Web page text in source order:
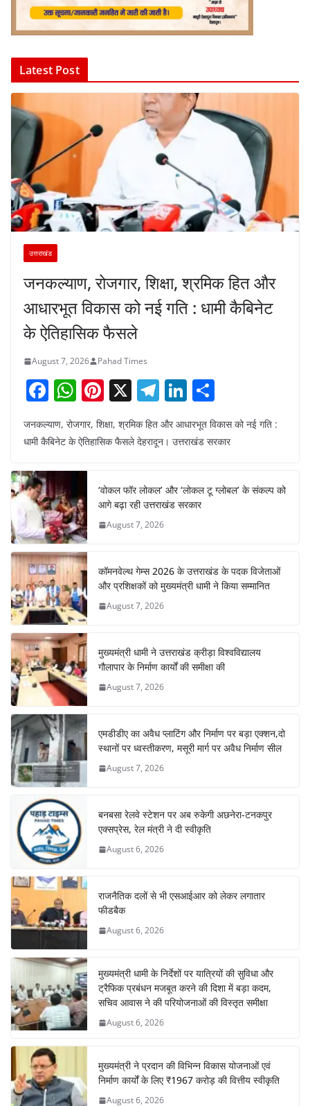
Latest Post
उत्तराखंड
जनकल्याण, रोजगार, शिक्षा, श्रमिक हित और
आधारभूत विकास को नई गति : धामी कैबिनेट
के ऐतिहासिक फैसले
August 7, 2026 Pahad Times
F
c
b
o
o
k
W
at
s
A
p
p
Pi
er
st
X T
el
e
a
m
Li
k
dI
n
h
ar
जनकल्याण, रोजगार, शिक्षा, श्रमिक हित और आधारभूत विकास को नई गति :
धामी कैबिनेट के ऐतिहासिक फैसले देहरादून। उत्तराखंड सरकार
‘वोकल फॉर लोकल’ और ‘लोकल टू ग्लोबल’ के संकल्प को
आगे बढ़ा रही उत्तराखंड सरकार
August 7, 2026
कॉमनवेल्थ गेम्स 2026 के उत्तराखंड के पदक विजेताओं
और प्रशिक्षकों को मुख्यमंत्री धामी ने किया सम्मानित
August 7, 2026
मुख्यमंत्री धामी ने उत्तराखंड क्रीड़ा विश्वविद्यालय
गौलापार के निर्माण कार्यों की समीक्षा की
August 7, 2026
एमडीडीए का अवैध प्लाटिंग और निर्माण पर बड़ा एक्शन,दो
स्थानों पर ध्वस्तीकरण, मसूरी मार्ग पर अवैध निर्माण सील
August 7, 2026
बनबसा रेलवे स्टेशन पर अब रुकेगी अछनेरा-टनकपुर
एक्सप्रेस, रेल मंत्री ने दी स्वीकृति
August 6, 2026
राजनैतिक दलों से भी एसआईआर को लेकर लगातार
फीडबैक
August 6, 2026
मुख्यमंत्री धामी के निर्देशों पर यात्रियों की सुविधा और
ट्रैफिक प्रबंधन मजबूत करने की दिशा में बड़ा कदम,
सचिव आवास ने की परियोजनाओं की विस्तृत समीक्षा
August 6, 2026
मुख्यमंत्री ने प्रदान की विभिन्न विकास योजनाओं एवं
निर्माण कार्यों के लिए ₹1967 करोड़ की वित्तीय स्वीकृति
August 6, 2026